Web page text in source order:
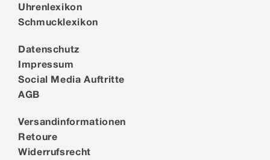
Uhrenlexikon
Schmucklexikon
Datenschutz
Impressum
Social Media Auftritte
AGB
Versandinformationen
Retoure
Widerrufsrecht